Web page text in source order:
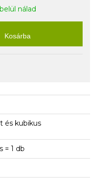
nálad
Kosárba
és kubikus
= 1 db